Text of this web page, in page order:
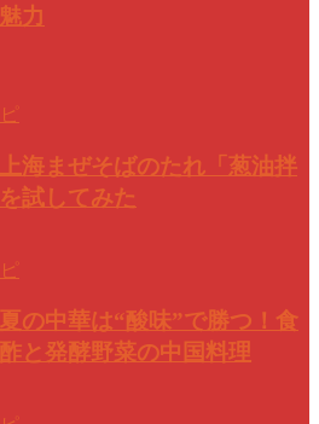
力
海まぜそばのたれ「葱油拌
試してみた
夏の中華は“酸味”で勝つ！食
と発酵野菜の中国料理